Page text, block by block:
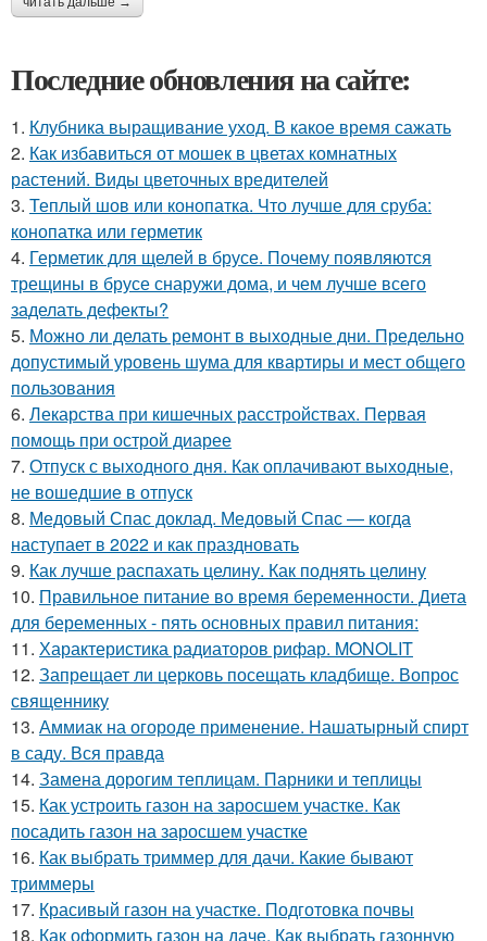
Последние обновления на сайте:
1. Клубника выращивание уход. В какое время сажать
2. Как избавиться от мошек в цветах комнатных
растений. Виды цветочных вредителей
3. Теплый шов или конопатка. Что лучше для сруба:
конопатка или герметик
4. Герметик для щелей в брусе. Почему появляются
трещины в брусе снаружи дома, и чем лучше всего
заделать дефекты?
5. Можно ли делать ремонт в выходные дни. Предельно
допустимый уровень шума для квартиры и мест общего
пользования
6. Лекарства при кишечных расстройствах. Первая
помощь при острой диарее
7. Отпуск с выходного дня. Как оплачивают выходные,
не вошедшие в отпуск
8. Медовый Спас доклад. Медовый Спас — когда
наступает в 2022 и как праздновать
9. Как лучше распахать целину. Как поднять целину
10. Правильное питание во время беременности. Диета
для беременных - пять основных правил питания:
11. Характеристика радиаторов рифар. MONOLIT
12. Запрещает ли церковь посещать кладбище. Вопрос
священнику
13. Аммиак на огороде применение. Нашатырный спирт
в саду. Вся правда
14. Замена дорогим теплицам. Парники и теплицы
15. Как устроить газон на заросшем участке. Как
посадить газон на заросшем участке
16. Как выбрать триммер для дачи. Какие бывают
триммеры
17. Красивый газон на участке. Подготовка почвы
18. Как оформить газон на даче. Как выбрать газонную